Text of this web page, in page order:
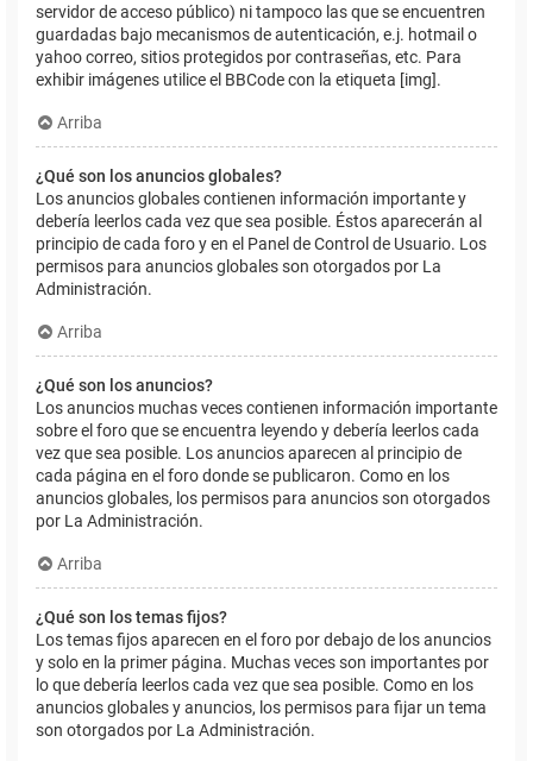
servidor de acceso público) ni tampoco las que se encuentren
guardadas bajo mecanismos de autenticación, e.j. hotmail o
yahoo correo, sitios protegidos por contraseñas, etc. Para
exhibir imágenes utilice el BBCode con la etiqueta [img].
Arriba
¿Qué son los anuncios globales?
Los anuncios globales contienen información importante y
debería leerlos cada vez que sea posible. Éstos aparecerán al
principio de cada foro y en el Panel de Control de Usuario. Los
permisos para anuncios globales son otorgados por La
Administración.
Arriba
¿Qué son los anuncios?
Los anuncios muchas veces contienen información importante
sobre el foro que se encuentra leyendo y debería leerlos cada
vez que sea posible. Los anuncios aparecen al principio de
cada página en el foro donde se publicaron. Como en los
anuncios globales, los permisos para anuncios son otorgados
por La Administración.
Arriba
¿Qué son los temas fijos?
Los temas fijos aparecen en el foro por debajo de los anuncios
y solo en la primer página. Muchas veces son importantes por
lo que debería leerlos cada vez que sea posible. Como en los
anuncios globales y anuncios, los permisos para fijar un tema
son otorgados por La Administración.